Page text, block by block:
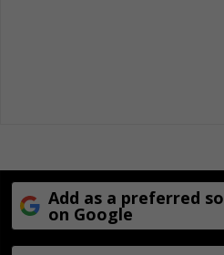
Add as a preferred
on Google